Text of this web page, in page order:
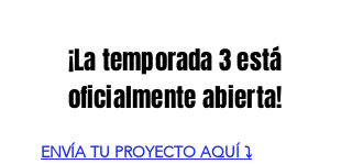
¡La temporada 3 está
oficialmente abierta!
ENVÍA TU PROYECTO AQUÍ ⤵️